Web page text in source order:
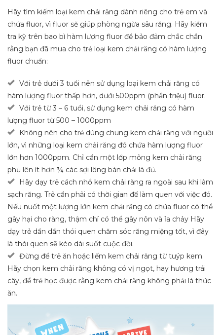
Hãy tìm kiếm loại kem chải răng dành riêng cho trẻ em và
chứa fluor, vì fluor sẽ giúp phòng ngừa sâu răng. Hãy kiểm
tra kỹ trên bao bì hàm lượng fluor để bảo đảm chắc chắn
rằng bạn đã mua cho trẻ loại kem chải răng có hàm lượng
fluor chuẩn:
Với trẻ dưới 3 tuổi nên sử dụng loại kem chải răng có
hàm lượng fluor thấp hơn, dưới 500ppm (phần triệu) fluor.
Với trẻ từ 3 – 6 tuổi, sử dụng kem chải răng có hàm
lượng fluor từ 500 – 1000ppm
Không nên cho trẻ dùng chung kem chải răng với người
lớn, vì những loại kem chải răng đó chứa hàm lượng fluor
lớn hơn 1000ppm. Chỉ cần một lớp mỏng kem chải răng
phủ lên ít hơn ¾ các sợi lông bàn chải là đủ.
Hãy dạy trẻ cách nhổ kem chải răng ra ngoài sau khi làm
sạch răng. Trẻ cần phải có thời gian để làm quen với việc đó.
Nếu nuốt một lượng lớn kem chải răng có chứa fluor có thể
gây hại cho răng, thậm chí có thể gây nôn và ỉa chảy Hãy
dạy trẻ dần dần thói quen chăm sóc răng miệng tốt, vì đây
là thói quen sẽ kéo dài suốt cuộc đời.
Đừng để trẻ ăn hoặc liếm kem chải răng từ tuýp kem.
Hãy chọn kem chải răng không có vị ngọt, hay hương trái
cây, để trẻ học được rằng kem chải răng không phải là thức
ăn.